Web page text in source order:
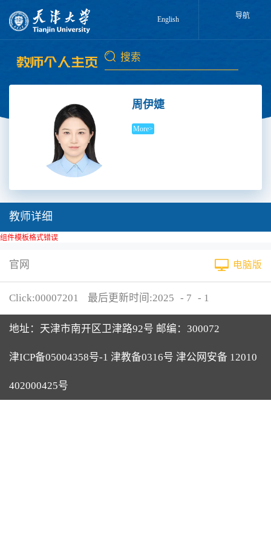
English 导航
周伊婕
More>
教师详细
组件模板格式错误
官网 电脑版
Click:00007201 最后更新时间:2025 - 7 - 1
地址：天津市南开区卫津路92号 邮编：300072
津ICP备05004358号-1 津教备0316号 津公网安备 12010
402000425号